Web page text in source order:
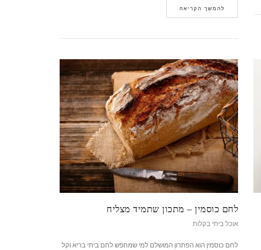
להמשך הקריאה
לחם כוסמין – מתכון שתמיד מצליח
אוכל ביתי בקלות
לחם כוסמין הוא הפתרון המושלם למי שמחפש לחם ביתי בריא וקל